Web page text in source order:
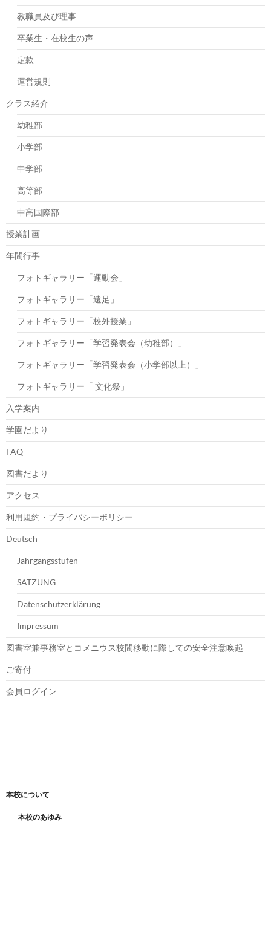
教職員及び理事
卒業生・在校生の声
定款
運営規則
クラス紹介
幼稚部
小学部
中学部
高等部
中高国際部
授業計画
年間行事
フォトギャラリー「運動会」
フォトギャラリー「遠足」
フォトギャラリー「校外授業」
フォトギャラリー「学習発表会（幼稚部）」
フォトギャラリー「学習発表会（小学部以上）」
フォトギャラリー「 文化祭」
入学案内
学園だより
FAQ
図書だより
アクセス
利用規約・プライバシーポリシー
Deutsch
Jahrgangsstufen
SATZUNG
Datenschutzerklärung
Impressum
図書室兼事務室とコメニウス校間移動に際しての安全注意喚起
ご寄付
会員ログイン
本校について
本校のあゆみ